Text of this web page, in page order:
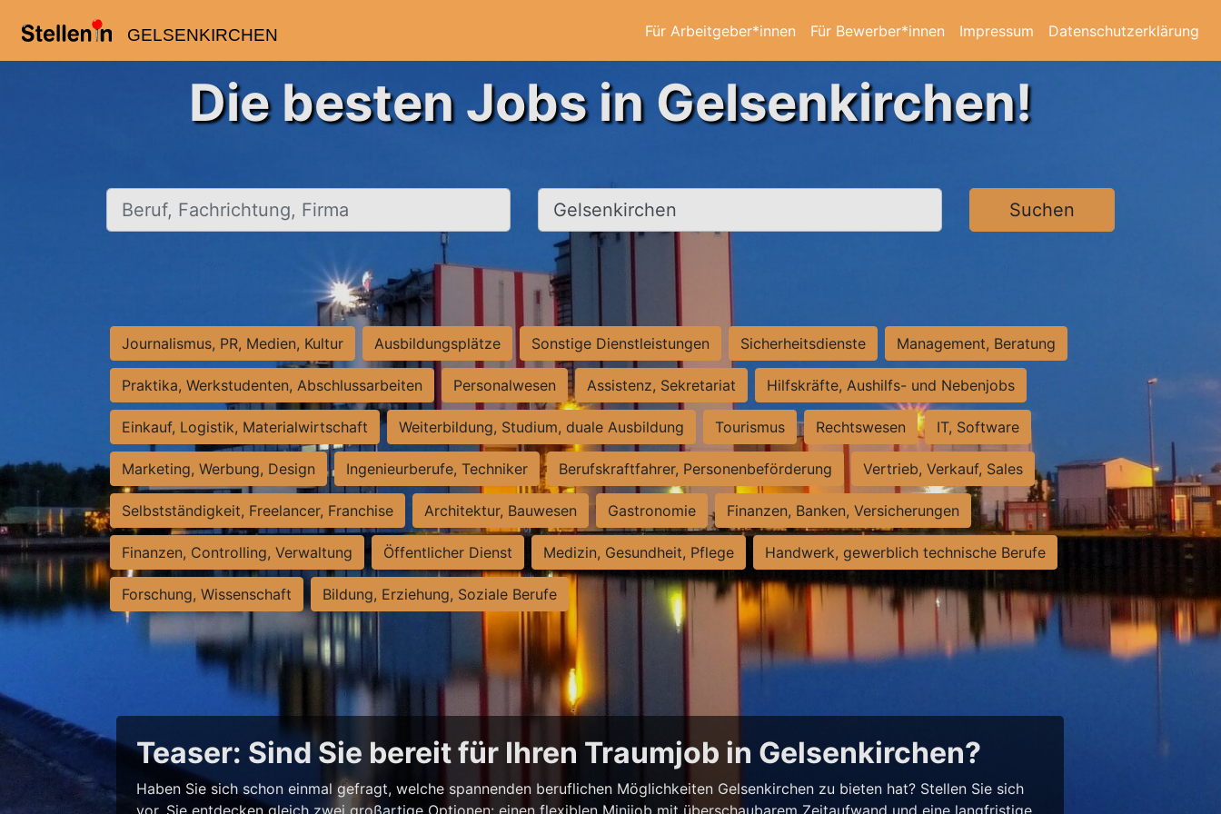
GELSENKIRCHEN Für Arbeitgeber*innen Für Bewerber*innen Impressum Datenschutzerklärung
Die besten Jobs in Gelsenkirchen!
Beruf, Fachrichtung, Firma Ort, Stadt Suchen
Journalismus, PR, Medien, Kultur Ausbildungsplätze Sonstige Dienstleistungen Sicherheitsdienste Management, Beratung
Praktika, Werkstudenten, Abschlussarbeiten Personalwesen Assistenz, Sekretariat Hilfskräfte, Aushilfs- und Nebenjobs
Einkauf, Logistik, Materialwirtschaft Weiterbildung, Studium, duale Ausbildung Tourismus Rechtswesen IT, Software
Marketing, Werbung, Design Ingenieurberufe, Techniker Berufskraftfahrer, Personenbeförderung Vertrieb, Verkauf, Sales
Selbstständigkeit, Freelancer, Franchise Architektur, Bauwesen Gastronomie Finanzen, Banken, Versicherungen
Finanzen, Controlling, Verwaltung Öffentlicher Dienst Medizin, Gesundheit, Pflege Handwerk, gewerblich technische Berufe
Forschung, Wissenschaft Bildung, Erziehung, Soziale Berufe
Teaser: Sind Sie bereit für Ihren Traumjob in Gelsenkirchen?
Haben Sie sich schon einmal gefragt, welche spannenden beruflichen Möglichkeiten Gelsenkirchen zu bieten hat? Stellen Sie sich